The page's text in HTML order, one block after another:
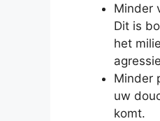
Minder
Dit is
het
Minder
uw
komt.